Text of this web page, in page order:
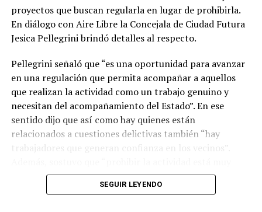
proyectos que buscan regularla en lugar de prohibirla.
En diálogo con Aire Libre la Concejala de Ciudad Futura
Jesica Pellegrini brindó detalles al respecto.
Pellegrini señaló que “es una oportunidad para avanzar
en una regulación que permita acompañar a aquellos
que realizan la actividad como un trabajo genuino y
necesitan del acompañamiento del Estado”. En ese
sentido dijo que así como hay quienes están
relacionados a cuestiones delictivas también “hay
trabajadores que generan confianza en los vecinos”.
lejos de solucionar el problema y dejaría a una gran
cantidad de personas sin su sustento”
SEGUIR LEYENDO